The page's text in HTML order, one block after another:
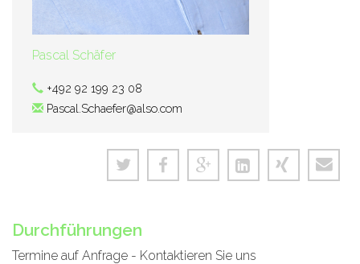
Pascal Schäfer
+492 92 199 23 08
Pascal.Schaefer@also.com
Durchführungen
Termine auf Anfrage - Kontaktieren Sie uns